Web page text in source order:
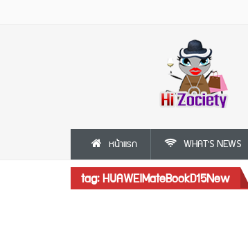
หน้าแรก WHAT'S NEWS
tag: HUAWEIMateBookD15New